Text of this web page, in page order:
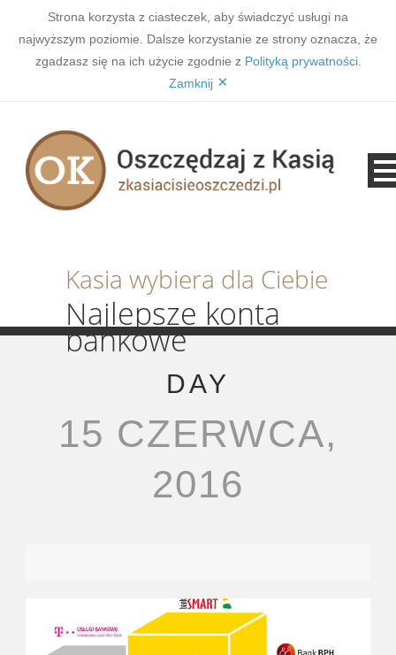
Strona korzysta z ciasteczek, aby świadczyć usługi na
najwyższym poziomie. Dalsze korzystanie ze strony oznacza, że
zgadzasz się na ich użycie zgodnie z Polityką prywatności.
Zamknij ×
Kasia wybiera dla Ciebie
Najlepsze konta
bankowe
DAY
15 CZERWCA,
2016